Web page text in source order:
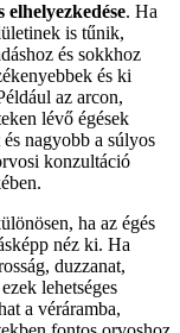
elhelyezkedése. Ha
is tűnik,
és sokkhoz
és ki
az arcon,
lévő égések
nagyobb a súlyos
konzultáció
ha az égés
néz ki. Ha
duzzanat,
lehetséges
a véráramba,